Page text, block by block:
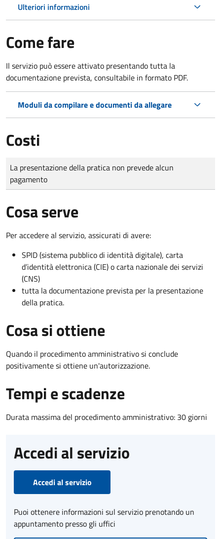
Ulteriori informazioni
Come fare
Il servizio può essere attivato presentando tutta la
documentazione prevista, consultabile in formato PDF.
Moduli da compilare e documenti da allegare
Costi
Tipo di pagamento
Importo
La presentazione della pratica non prevede alcun
pagamento
Cosa serve
Per accedere al servizio, assicurati di avere:
SPID (sistema pubblico di identità digitale), carta
d’identità elettronica (CIE) o carta nazionale dei servizi
(CNS)
tutta la documentazione prevista per la presentazione
della pratica.
Cosa si ottiene
Quando il procedimento amministrativo si conclude
positivamente si ottiene un'autorizzazione.
Tempi e scadenze
Durata massima del procedimento amministrativo: 30 giorni
Accedi al servizio
Accedi al servizio
Puoi ottenere informazioni sul servizio prenotando un
appuntamento presso gli uffici